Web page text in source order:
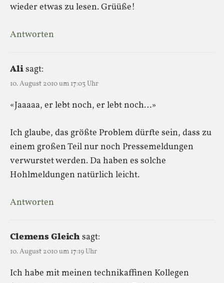
wieder etwas zu lesen. Grüüße!
Antworten
Alisagt:
10. August 2010 um 17:03 Uhr
«Jaaaaa, er lebt noch, er lebt noch…»
Ich glaube, das größte Problem dürfte sein, dass zu
einem großen Teil nur noch Pressemeldungen
verwurstet werden. Da haben es solche
Hohlmeldungen natürlich leicht.
Antworten
Clemens Gleich sagt:
10. August 2010 um 17:19 Uhr
Ich habe mit meinen technikaffinen Kollegen